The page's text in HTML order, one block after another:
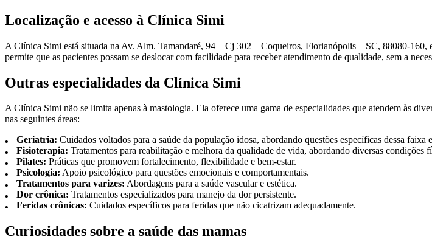
Localização e acesso à Clínica Simi
A Clínica Simi está situada na Av. Alm. Tamandaré, 94 – Cj 302 – Coqueiros, Florianópolis – SC, 88080-160,
permite que as pacientes possam se deslocar com facilidade para receber atendimento de qualidade, sem a
Outras especialidades da Clínica Simi
A Clínica Simi não se limita apenas à mastologia. Ela oferece uma gama de especialidades que atendem às
nas seguintes áreas:
Geriatria: Cuidados voltados para a saúde da população idosa, abordando questões específicas dessa faixa
Fisioterapia: Tratamentos para reabilitação e melhora da qualidade de vida, abordando diversas condições
Pilates: Práticas que promovem fortalecimento, flexibilidade e bem-estar.
Psicologia: Apoio psicológico para questões emocionais e comportamentais.
Tratamentos para varizes: Abordagens para a saúde vascular e estética.
Dor crônica: Tratamentos especializados para manejo da dor persistente.
Feridas crônicas: Cuidados específicos para feridas que não cicatrizam adequadamente.
Curiosidades sobre a saúde das mamas